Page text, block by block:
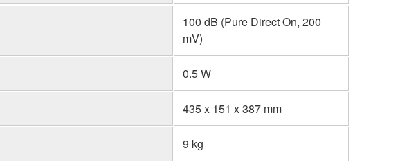
100 dB (Pure Direct On, 200
mV)
0.5 W
435 x 151 x 387 mm
9 kg